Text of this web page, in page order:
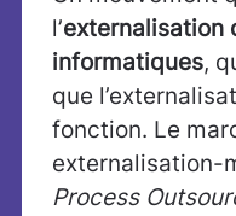
l’externalisation
informatiques,
que
fonction. Le
externalisation-
Process